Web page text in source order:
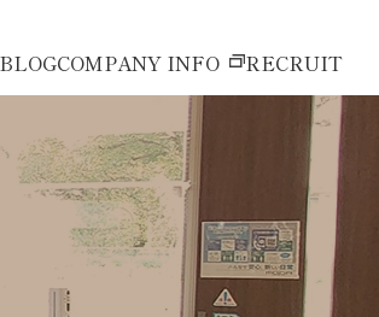
BLOGCOMPANY INFO RECRUIT